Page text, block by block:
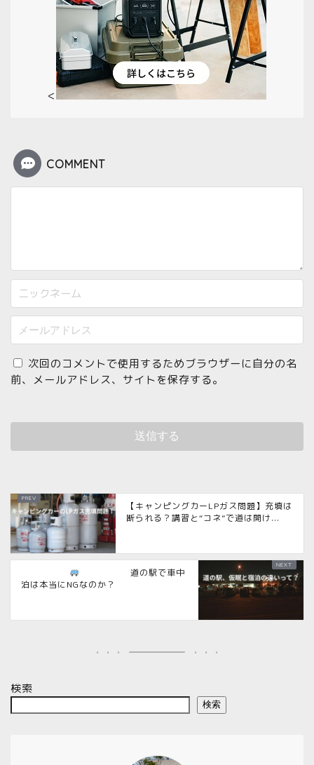
<
COMMENT
次回のコメントで使用するためブラウザーに自分の名
前、メールアドレス、サイトを保存する。
【キャンピングカーLPガス問題】充填は
断られる？講習と“コネ”で道は開け...
道の駅で車中
泊は本当にNGなのか？
検索
検索